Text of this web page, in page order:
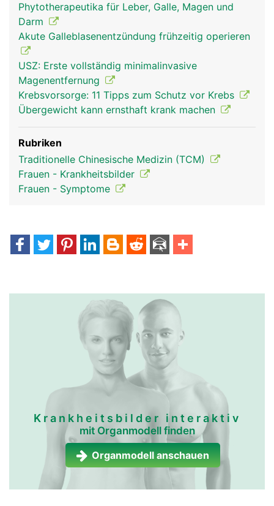
Phytotherapeutika für Leber, Galle, Magen und
Darm
Akute Galleblasenentzündung frühzeitig operieren
USZ: Erste vollständig minimalinvasive
Magenentfernung
Krebsvorsorge: 11 Tipps zum Schutz vor Krebs
Übergewicht kann ernsthaft krank machen
Rubriken
Traditionelle Chinesische Medizin (TCM)
Frauen - Krankheitsbilder
Frauen - Symptome
Krankheitsbilder interaktiv
mit Organmodell finden
Organmodell anschauen